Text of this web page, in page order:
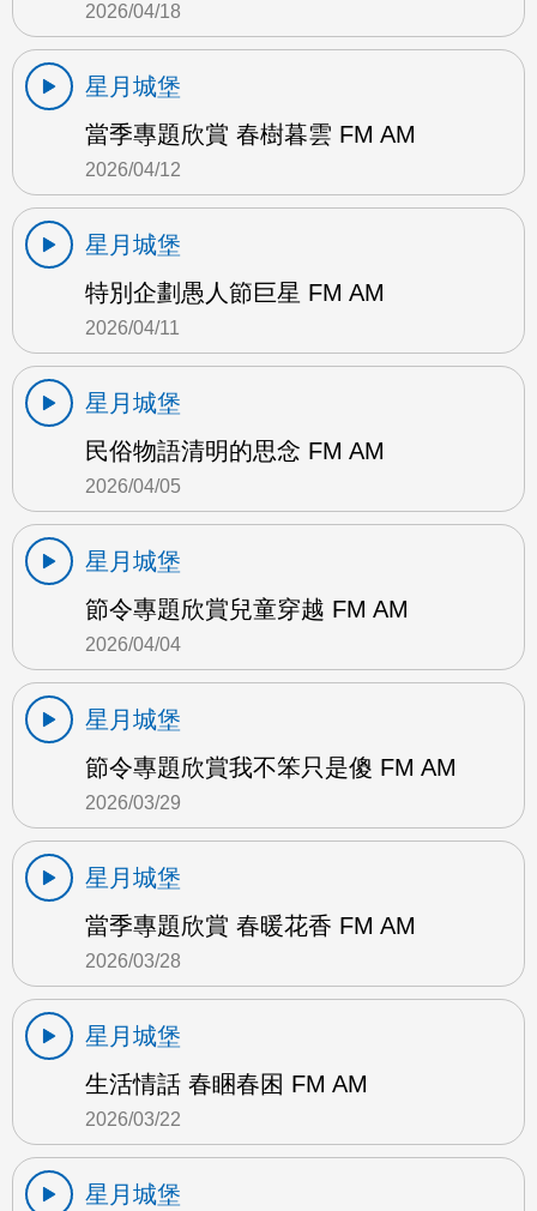
2026/04/18
星月城堡
當季專題欣賞 春樹暮雲 FM AM
2026/04/12
星月城堡
特別企劃愚人節巨星 FM AM
2026/04/11
星月城堡
民俗物語清明的思念 FM AM
2026/04/05
星月城堡
節令專題欣賞兒童穿越 FM AM
2026/04/04
星月城堡
節令專題欣賞我不笨只是傻 FM AM
2026/03/29
星月城堡
當季專題欣賞 春暖花香 FM AM
2026/03/28
星月城堡
生活情話 春睏春困 FM AM
2026/03/22
星月城堡